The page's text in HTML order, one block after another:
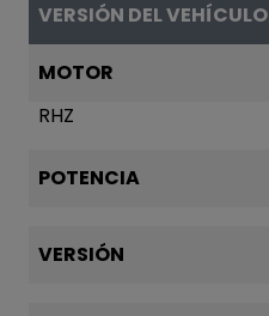
VERSIÓN DEL VEHÍCULO
MOTOR
RHZ
POTENCIA
VERSIÓN